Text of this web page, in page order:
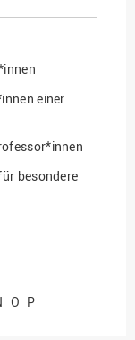
einer
besondere
im
O P